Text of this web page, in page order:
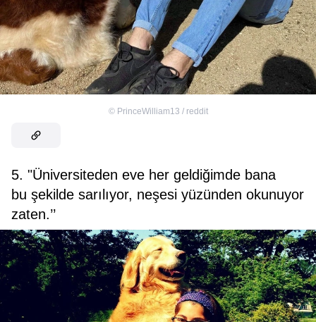
© PrinceWilliam13 / reddit
5. "Üniversiteden eve her geldiğimde bana
bu şekilde sarılıyor, neşesi yüzünden okunuyor
zaten.’’